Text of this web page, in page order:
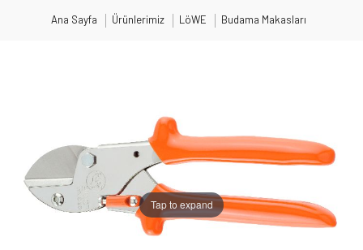
Ana Sayfa Ürünlerimiz LöWE Budama Makasları
Tap to expand